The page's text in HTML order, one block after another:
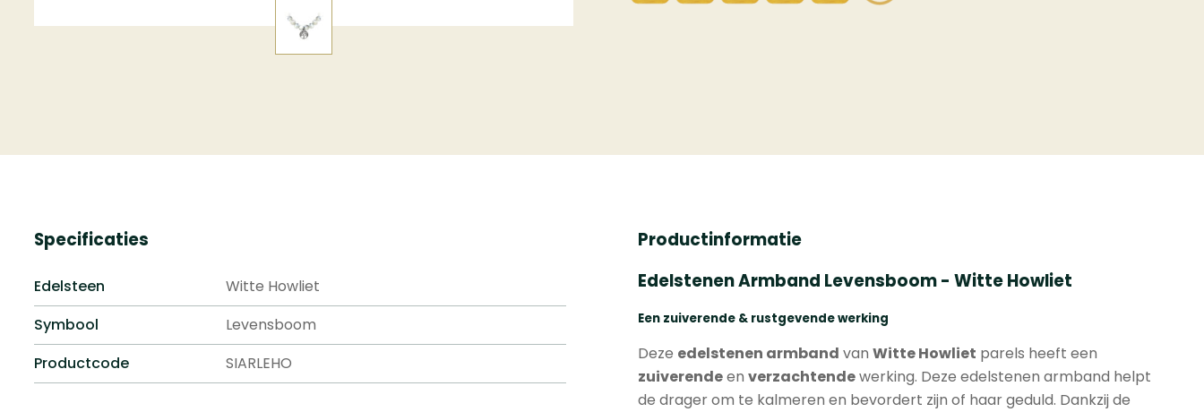
Specificaties
Edelsteen
Witte Howliet
Symbool
Levensboom
Productcode
SIARLEHO
Productinformatie
Edelstenen Armband Levensboom - Witte Howliet
Een zuiverende & rustgevende werking
Deze edelstenen armband van Witte Howliet parels heeft een
zuiverendeen verzachtendewerking. Deze edelstenen armband helpt
de drager om te kalmeren en bevordert zijn of haar geduld. Dankzij de